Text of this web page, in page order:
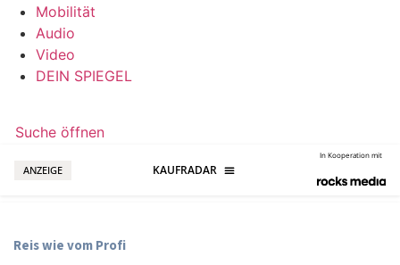
Mobilität
Audio
Video
DEIN SPIEGEL
Suche öffnen
ANZEIGE
In Kooperation mit
Reis wie vom Profi